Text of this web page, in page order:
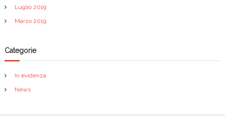
Luglio 2019
Marzo 2019
Categorie
In evidenza
News